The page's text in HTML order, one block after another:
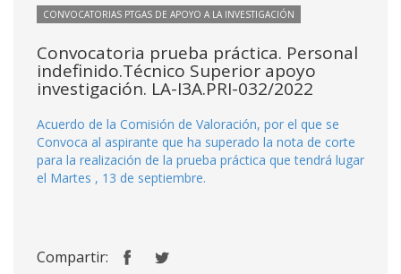
CONVOCATORIAS PTGAS DE APOYO A LA INVESTIGACIÓN
Convocatoria prueba práctica. Personal
indefinido.Técnico Superior apoyo
investigación. LA-I3A.PRI-032/2022
Acuerdo de la Comisión de Valoración, por el que se
Convoca al aspirante que ha superado la nota de corte
para la realización de la prueba práctica que tendrá lugar
el Martes , 13 de septiembre.
Compartir: